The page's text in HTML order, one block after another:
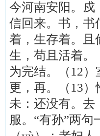
今河南安阳。戍
信回来。书，书
着，生存着。且
生，苟且活着。
为完结。（12
更，再。（13
未：还没有。去
服。“有孙”两